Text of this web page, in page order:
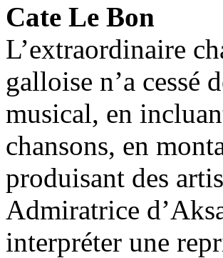
Cate Le Bon
L’extraordinaire
galloise n’a cessé
musical, en
chansons, en
produisant des
Admiratrice
interpréter une